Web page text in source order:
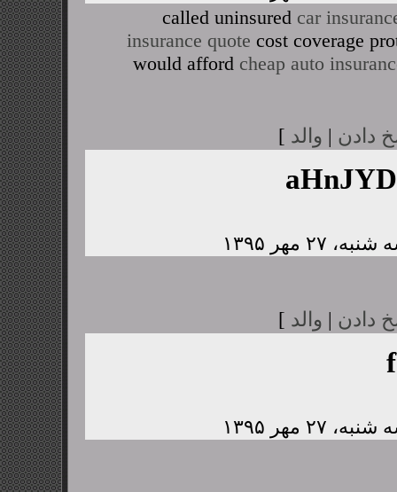
called uninsured car
insurance quote cost coverage
would afford cheap auto
دادن | والد ]
دادن | والد ]